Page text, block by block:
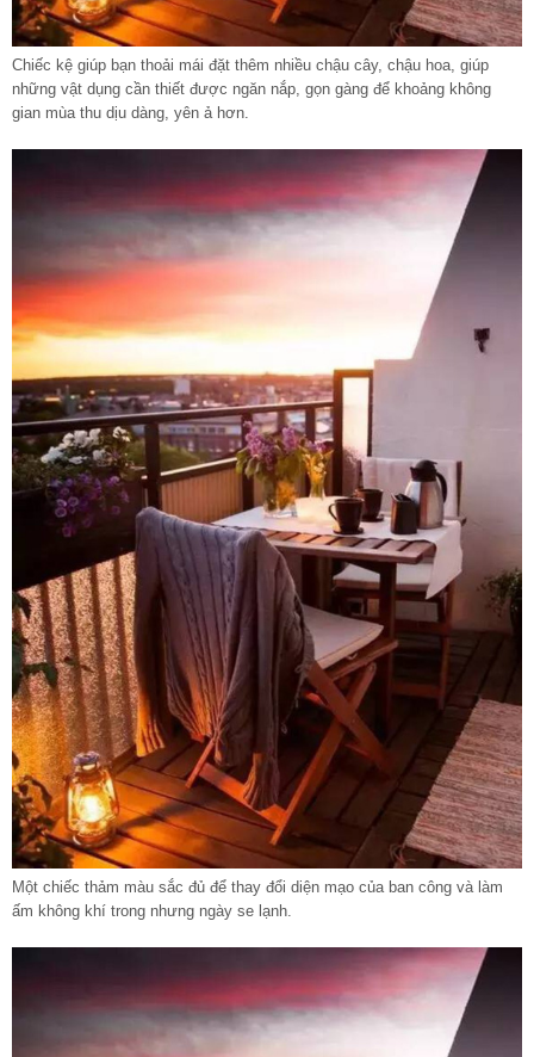
Chiếc kệ giúp bạn thoải mái đặt thêm nhiều chậu cây, chậu hoa, giúp
những vật dụng cần thiết được ngăn nắp, gọn gàng để khoảng không
gian mùa thu dịu dàng, yên ả hơn.
Một chiếc thảm màu sắc đủ để thay đổi diện mạo của ban công và làm
ấm không khí trong nhưng ngày se lạnh.